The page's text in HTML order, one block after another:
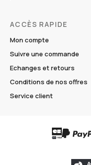
ACCÈS RAPIDE
Mon compte
Suivre une commande
Echanges et retours
Conditions de nos offres
Service client